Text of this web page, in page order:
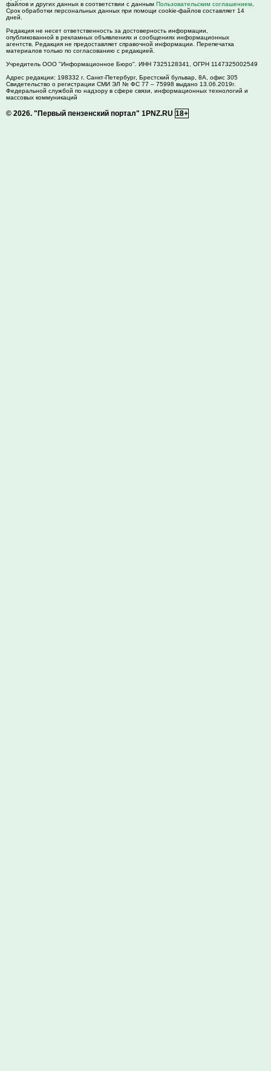
файлов и других данных в соответствии с данным Пользовательским соглашением
Срок обработки персональных данных при помощи cookie-файлов составляет 14
дней.
Редакция не несет ответственность за достоверность информации,
опубликованной в рекламных объявлениях и сообщениях информационных
агентств. Редакция не предоставляет справочной информации. Перепечатка
материалов только по согласованию с редакцией.
Учредитель ООО "Информационное Бюро". ИНН 7325128341, ОГРН 1147325002549
Адрес редакции: 198332 г. Санкт-Петербург, Брестский бульвар, 8А, офис 305
Свидетельство о регистрации СМИ ЭЛ № ФС 77 – 75998 выдано 13.06.2019г.
Федеральной службой по надзору в сфере связи, информационных технологий и
массовых коммуникаций
© 2026. "Первый пензенский портал" 1PNZ.RU 18+